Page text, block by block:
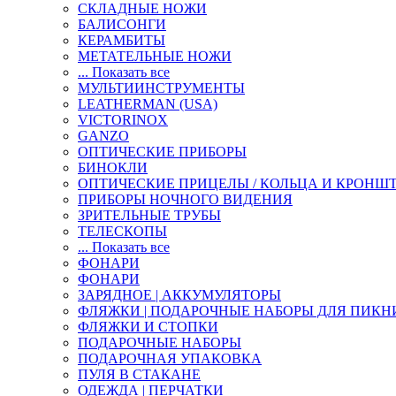
СКЛАДНЫЕ НОЖИ
БАЛИСОНГИ
КЕРАМБИТЫ
МЕТАТЕЛЬНЫЕ НОЖИ
... Показать все
МУЛЬТИИНСТРУМЕНТЫ
LEATHERMAN (USA)
VICTORINOX
GANZO
ОПТИЧЕСКИЕ ПРИБОРЫ
БИНОКЛИ
ОПТИЧЕСКИЕ ПРИЦЕЛЫ / КОЛЬЦА И
ПРИБОРЫ НОЧНОГО ВИДЕНИЯ
ЗРИТЕЛЬНЫЕ ТРУБЫ
ТЕЛЕСКОПЫ
... Показать все
ФОНАРИ
ФОНАРИ
ЗАРЯДНОЕ | АККУМУЛЯТОРЫ
ФЛЯЖКИ | ПОДАРОЧНЫЕ НАБОРЫ ДЛЯ
ФЛЯЖКИ И СТОПКИ
ПОДАРОЧНЫЕ НАБОРЫ
ПОДАРОЧНАЯ УПАКОВКА
ПУЛЯ В СТАКАНЕ
ОДЕЖДА | ПЕРЧАТКИ